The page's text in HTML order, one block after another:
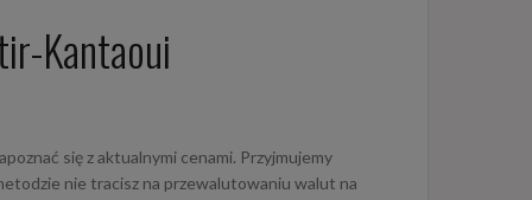
Kantaoui
się z aktualnymi cenami. Przyjmujemy
nie tracisz na przewalutowaniu walut na